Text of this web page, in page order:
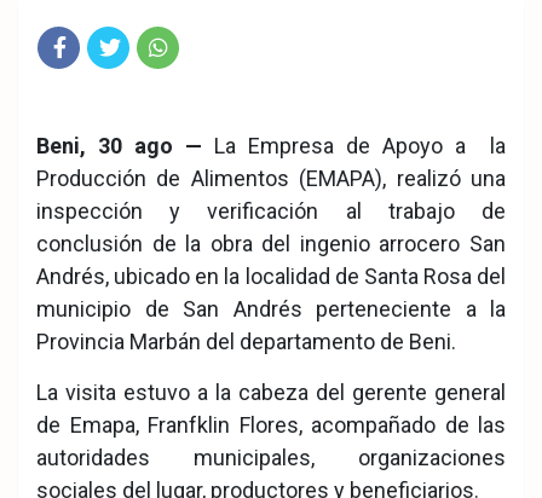
eb
ook
ter
pp
Beni, 30 ago — La Empresa de Apoyo a la
Producción de Alimentos (EMAPA), realizó una
inspección y verificación al trabajo de
conclusión de la obra del ingenio arrocero San
Andrés, ubicado en la localidad de Santa Rosa del
municipio de San Andrés perteneciente a la
Provincia Marbán del departamento de Beni.
La visita estuvo a la cabeza del gerente general
de Emapa, Franfklin Flores, acompañado de las
autoridades municipales, organizaciones
sociales del lugar, productores y beneficiarios.